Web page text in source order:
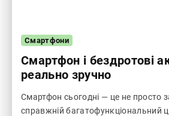
Смартфони
Смартфон і бездротові
реально зручно
Смартфон сьогодні — це не просто
справжній багатофункціональний